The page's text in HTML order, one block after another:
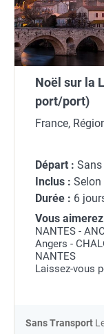
Noël sur la
port/port)
France,
Départ :
Inclus :
Durée : 6
Vous
NANTES -
Angers -
NANTES
Laissez-vous
Sans Transport